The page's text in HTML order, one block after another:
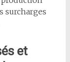
surcharges
et